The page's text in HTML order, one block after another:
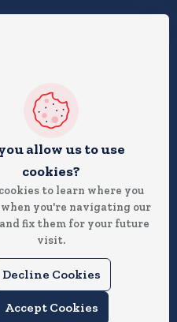
allow us to use
cookies?
to learn where you
you're navigating our
fix them for your future
visit.
Decline Cookies
Accept Cookies
App